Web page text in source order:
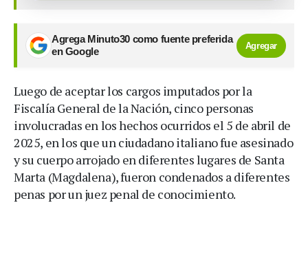
Agrega Minuto30 como fuente preferida
en Google
Agregar
Luego de aceptar los cargos imputados por la
Fiscalía General de la Nación, cinco personas
involucradas en los hechos ocurridos el 5 de abril de
2025, en los que un ciudadano italiano fue asesinado
y su cuerpo arrojado en diferentes lugares de Santa
Marta (Magdalena), fueron condenados a diferentes
penas por un juez penal de conocimiento.